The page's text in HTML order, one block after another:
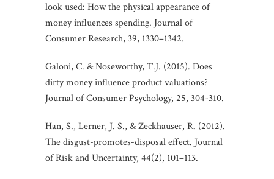
look used: How the physical appearance of
money influences spending. Journal of
Consumer Research, 39, 1330–1342.
Galoni, C. & Noseworthy, T.J. (2015). Does
dirty money influence product valuations?
Journal of Consumer Psychology, 25, 304-310.
Han, S., Lerner, J. S., & Zeckhauser, R. (2012).
The disgust-promotes-disposal effect. Journal
of Risk and Uncertainty, 44(2), 101–113.